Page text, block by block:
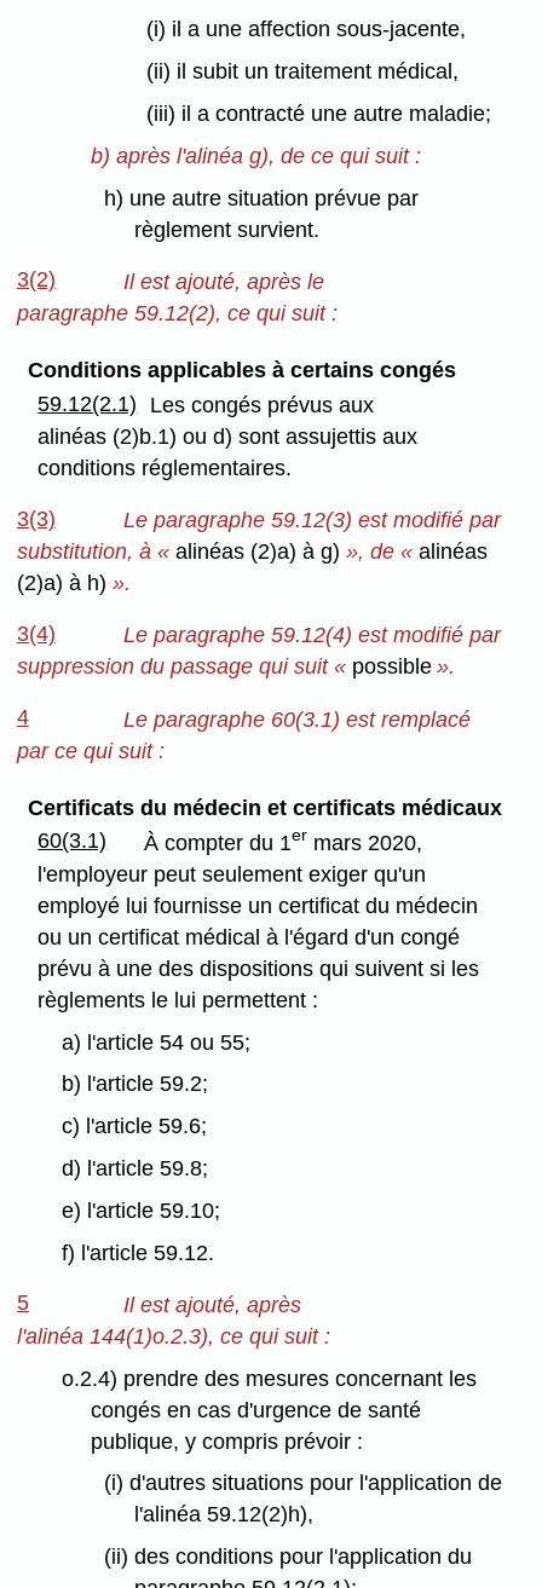
(i) il a une affection sous-jacente,
(ii) il subit un traitement médical,
(iii) il a contracté une autre maladie;
b) après l'alinéa g), de ce qui suit :
h) une autre situation prévue par
règlement survient.
3(2)
Il est ajouté, après le
paragraphe 59.12(2), ce qui suit :
Conditions applicables à certains congés
59.12(2.1)
Les congés prévus aux
alinéas (2)b.1) ou d) sont assujettis aux
conditions réglementaires.
3(3)
Le paragraphe 59.12(3) est modifié par
substitution, à « alinéas (2)a) à g) », de « alinéas
(2)a) à h) ».
3(4)
Le paragraphe 59.12(4) est modifié par
suppression du passage qui suit « possible».
4
Le paragraphe 60(3.1) est remplacé
par ce qui suit :
Certificats du médecin et certificats médicaux
60(3.1)
À compter du 1er mars 2020,
l'employeur peut seulement exiger qu'un
employé lui fournisse un certificat du médecin
ou un certificat médical à l'égard d'un congé
prévu à une des dispositions qui suivent si les
règlements le lui permettent :
a) l'article 54 ou 55;
b) l'article 59.2;
c) l'article 59.6;
d) l'article 59.8;
e) l'article 59.10;
f) l'article 59.12.
5
Il est ajouté, après
l'alinéa 144(1)o.2.3), ce qui suit :
o.2.4) prendre des mesures concernant les
congés en cas d'urgence de santé
publique, y compris prévoir :
(i) d'autres situations pour l'application de
l'alinéa 59.12(2)h),
(ii) des conditions pour l'application du